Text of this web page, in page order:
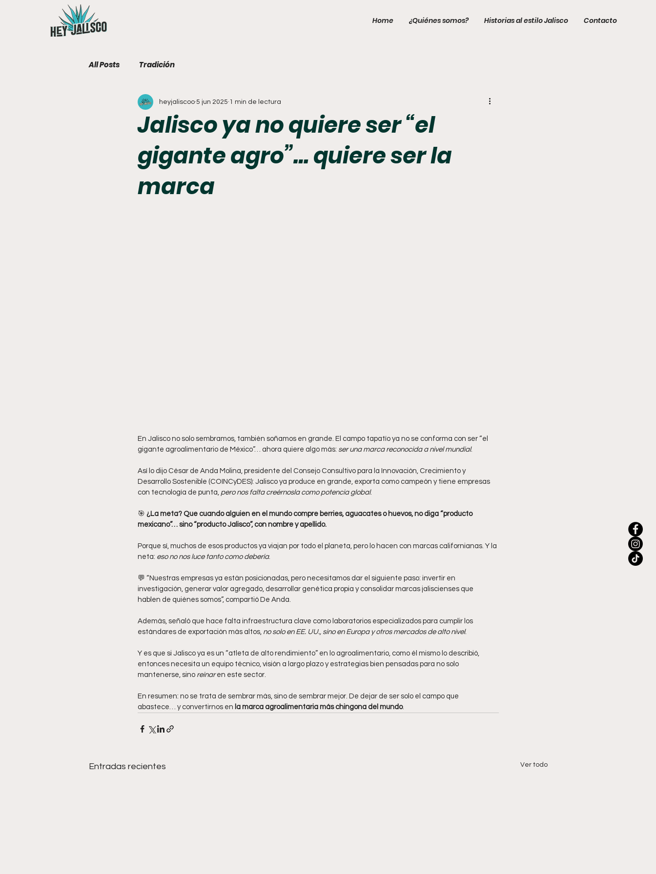
Home ¿Quiénes somos? Historias al estilo Jalisco Contacto
All Posts Tradición
Jalisco ya no quiere ser “el
gigante agro”… quiere ser la
marca
heyjaliscoo 5 jun 2025 1 min de lectura
En Jalisco no solo sembramos, también soñamos en grande. El campo tapatío ya no se conforma con ser “el
gigante agroalimentario de México”… ahora quiere algo más: ser una marca reconocida a nivel mundial.
Así lo dijo César de Anda Molina, presidente del Consejo Consultivo para la Innovación, Crecimiento y
Desarrollo Sostenible (COINCyDES): Jalisco ya produce en grande, exporta como campeón y tiene empresas
con tecnología de punta, pero nos falta creérnosla como potencia global.
🎯 ¿La meta? Que cuando alguien en el mundo compre berries, aguacates o huevos, no diga “producto
mexicano”… sino “producto Jalisco”, con nombre y apellido.
Porque sí, muchos de esos productos ya viajan por todo el planeta, pero lo hacen con marcas californianas. Y la
neta: eso no nos luce tanto como debería.
💬 “Nuestras empresas ya están posicionadas, pero necesitamos dar el siguiente paso: invertir en
investigación, generar valor agregado, desarrollar genética propia y consolidar marcas jaliscienses que
hablen de quiénes somos”, compartió De Anda.
Además, señaló que hace falta infraestructura clave como laboratorios especializados para cumplir los
estándares de exportación más altos, no solo en EE. UU., sino en Europa y otros mercados de alto nivel.
Y es que si Jalisco ya es un “atleta de alto rendimiento” en lo agroalimentario, como él mismo lo describió,
entonces necesita un equipo técnico, visión a largo plazo y estrategias bien pensadas para no solo
mantenerse, sino reinar en este sector.
En resumen: no se trata de sembrar más, sino de sembrar mejor. De dejar de ser solo el campo que
abastece… y convertirnos en la marca agroalimentaria más chingona del mundo.
Entradas recientes Ver todo